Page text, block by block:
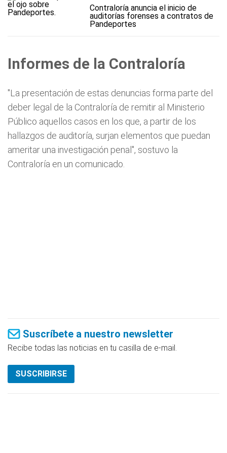
Contraloría anuncia el inicio de
auditorías forenses a contratos de
Pandeportes
Informes de la Contraloría
"La presentación de estas denuncias forma parte del
deber legal de la Contraloría de remitir al Ministerio
Público aquellos casos en los que, a partir de los
hallazgos de auditoría, surjan elementos que puedan
ameritar una investigación penal", sostuvo la
Contraloría en un comunicado.
Suscríbete a nuestro newsletter
Recibe todas las noticias en tu casilla de e-mail.
SUSCRIBIRSE